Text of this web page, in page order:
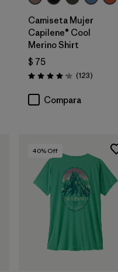
Camiseta Mujer
Capilene® Cool
Merino Shirt
$ 75
Valoración: 4.2 / 5
(123)
Compara
40% Off